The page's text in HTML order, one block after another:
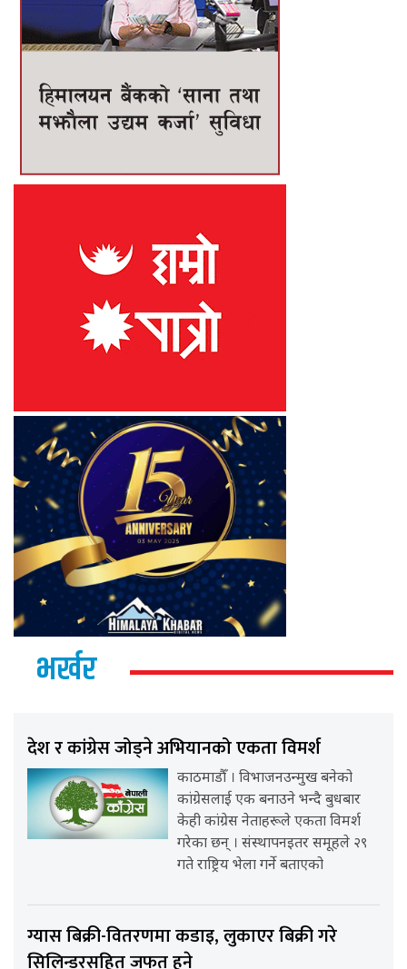
भर्खर
देश र कांग्रेस जोड्ने अभियानको एकता विमर्श
काठमाडौँ । विभाजनउन्मुख बनेको
कांग्रेसलाई एक बनाउने भन्दै बुधबार
केही कांग्रेस नेताहरूले एकता विमर्श
गरेका छन् । संस्थापनइतर समूहले २९
गते राष्ट्रिय भेला गर्ने बताएको
ग्यास बिक्री-वितरणमा कडाइ, लुकाएर बिक्री गरे